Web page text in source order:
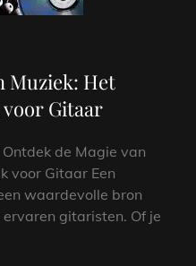
Muziek: Het
Gitaar
de Magie van
voor Gitaar Een
waardevolle bron
gitaristen. Of je